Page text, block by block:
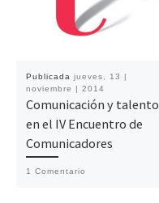
Publicada jueves, 13 |
noviembre | 2014
Comunicación y talento
en el IV Encuentro de
Comunicadores
1 Comentario